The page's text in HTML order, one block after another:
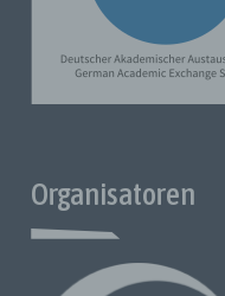
Organisatoren
g) Verantwortlicher oder
Verantwortlicher
Verantwortlicher oder
ist die natürliche oder
und Mittel der
Recht der
Benennung durch das